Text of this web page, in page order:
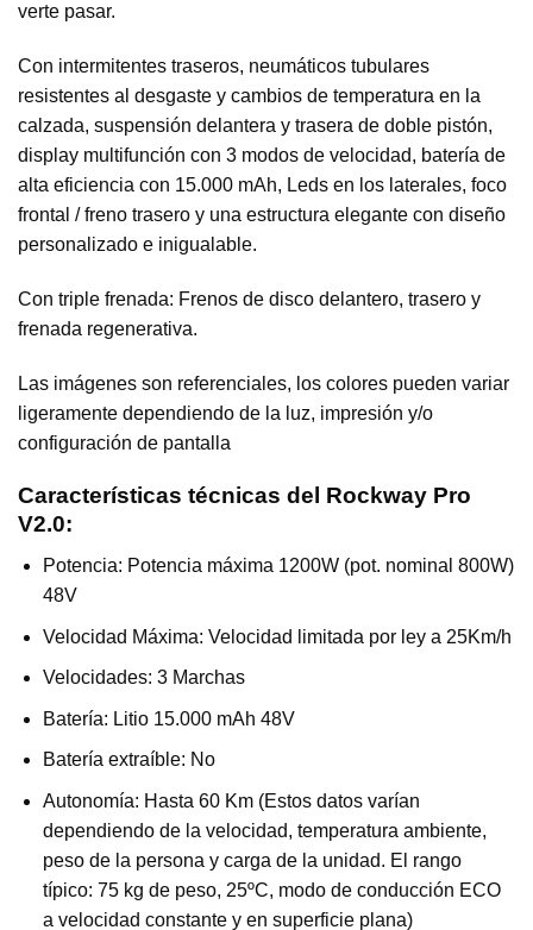
verte pasar.
Con intermitentes traseros, neumáticos tubulares
resistentes al desgaste y cambios de temperatura en la
calzada, suspensión delantera y trasera de doble pistón,
display multifunción con 3 modos de velocidad, batería de
alta eficiencia con 15.000 mAh, Leds en los laterales, foco
frontal / freno trasero y una estructura elegante con diseño
personalizado e inigualable.
Con triple frenada: Frenos de disco delantero, trasero y
frenada regenerativa.
Las imágenes son referenciales, los colores pueden variar
ligeramente dependiendo de la luz, impresión y/o
configuración de pantalla
Características técnicas del Rockway Pro
V2.0:
Potencia: Potencia máxima 1200W (pot. nominal 800W)
48V
Velocidad Máxima: Velocidad limitada por ley a 25Km/h
Velocidades: 3 Marchas
Batería: Litio 15.000 mAh 48V
Batería extraíble: No
Autonomía: Hasta 60 Km (Estos datos varían
dependiendo de la velocidad, temperatura ambiente,
peso de la persona y carga de la unidad. El rango
típico: 75 kg de peso, 25ºC, modo de conducción ECO
a velocidad constante y en superficie plana)